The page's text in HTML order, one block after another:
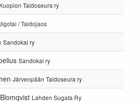
Kuopion Taidoseura ry
/ Taidojaos
Sandokai ry
Sandokai ry
Järvenpään Taidoseura ry
Lahden Sugata Ry